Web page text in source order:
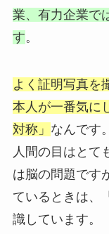
業、有力企業で
す。
よく証明写真を
本人が一番気に
対称」 なんです。
人間の目はとて
は脳の問題です
ているときは、
識しています。